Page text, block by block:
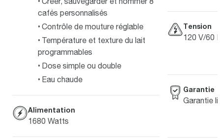
cafés personnalisés
Contrôle de mouture réglable
Température et texture du lait
programmables
Dose simple ou double
Eau chaude
Alimentation
1680 Watts
Tension
120 V/60
Garantie
Garantie